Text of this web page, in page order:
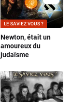
LE SAVIEZ VOUS ?
Newton, était un
amoureux du
judaïsme